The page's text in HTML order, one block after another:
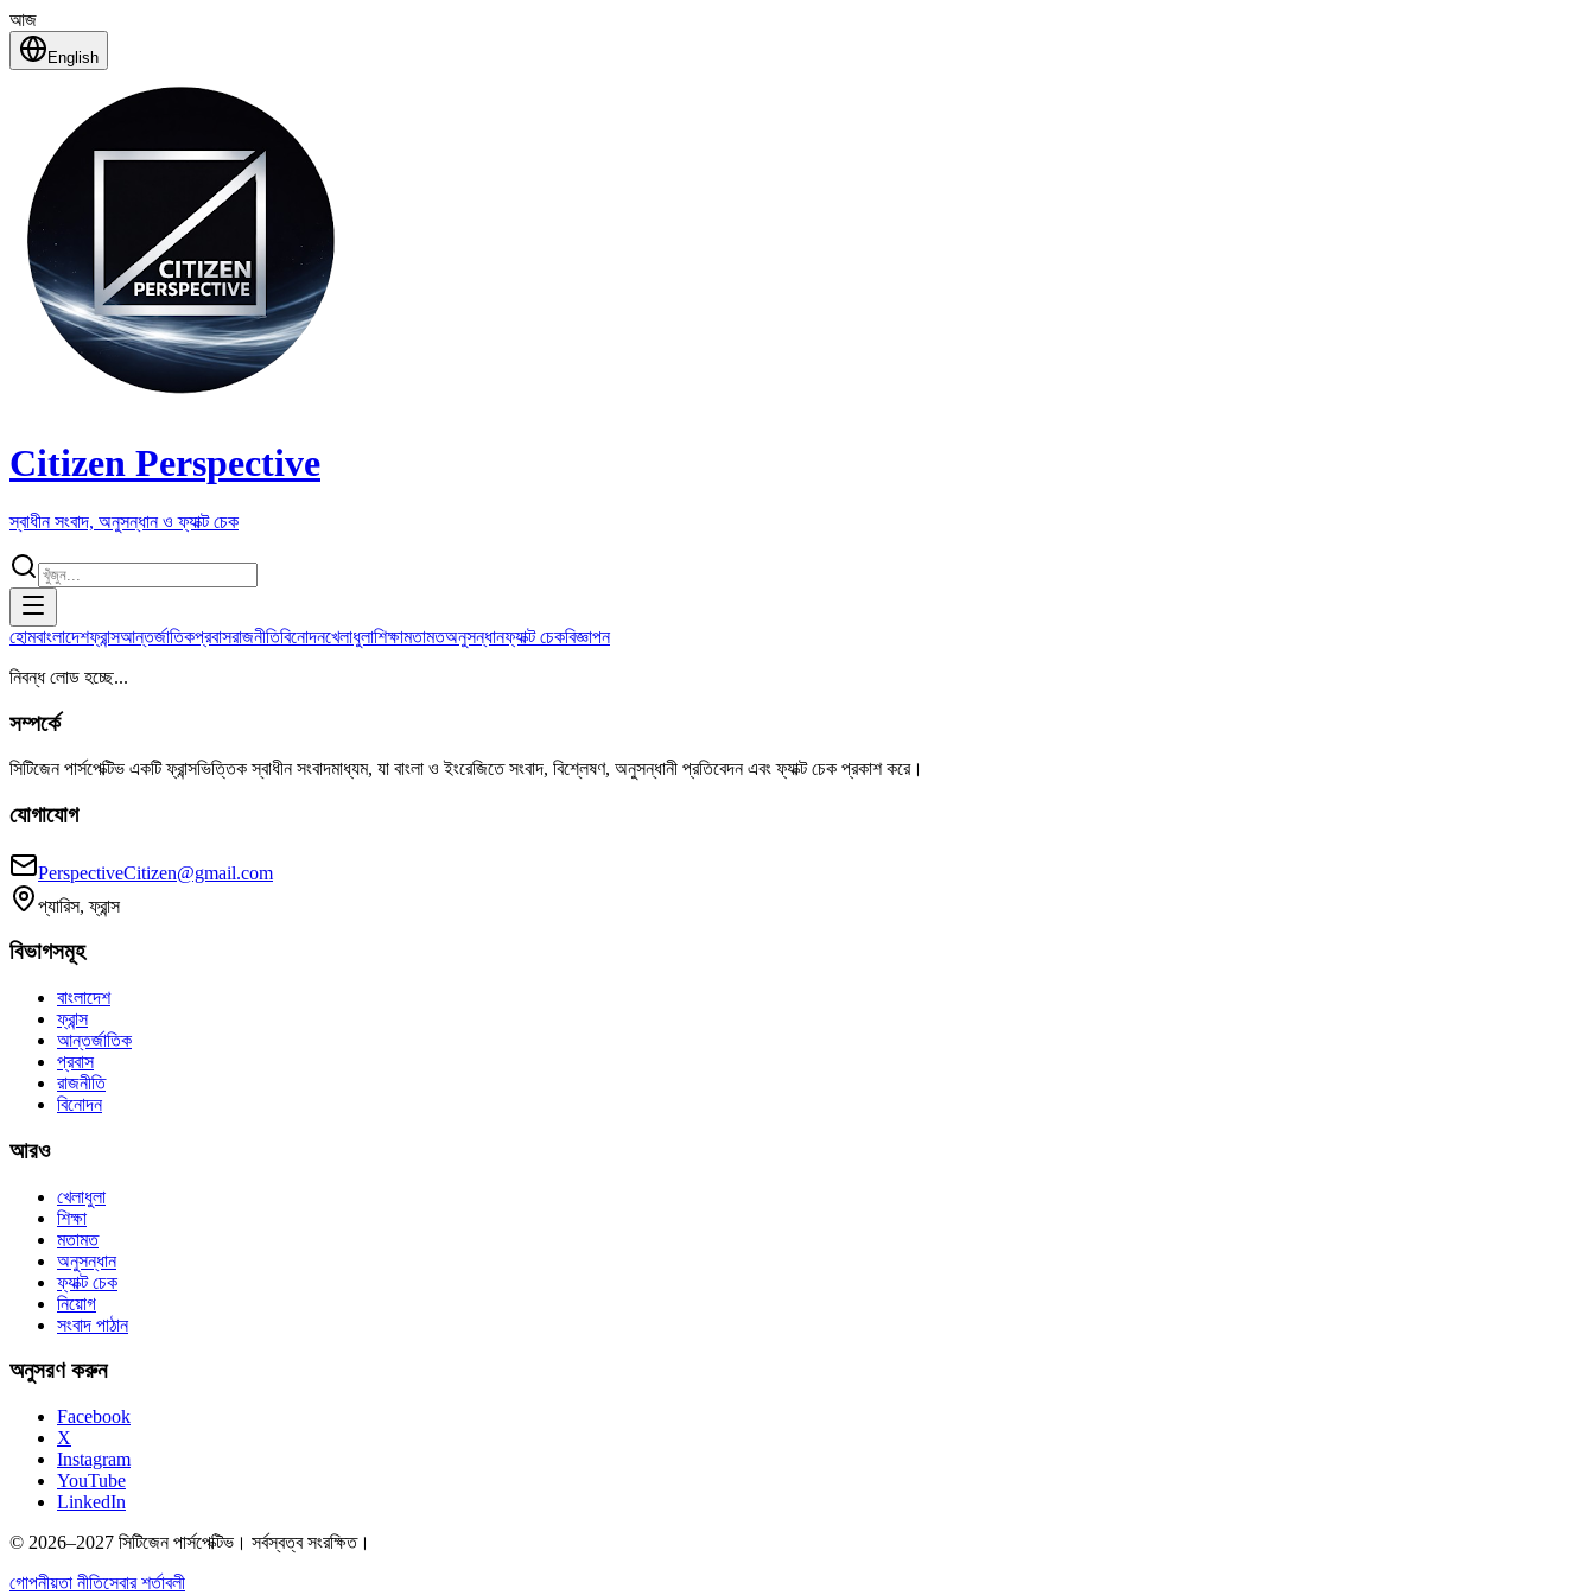
আজ
English
Citizen Perspective
স্বাধীন সংবাদ, অনুসন্ধান ও ফ্যাক্ট চেক
হোমবাংলাদেশফ্রান্সআন্তর্জাতিকপ্রবাসরাজনীতিবিনোদনখেলাধুলাশিক্ষামতামতঅনুসন্ধানফ্যাক্ট চেকবিজ্ঞাপন
নিবন্ধ লোড হচ্ছে...
সম্পর্কে
সিটিজেন পার্সপেক্টিভ একটি ফ্রান্সভিত্তিক স্বাধীন সংবাদমাধ্যম, যা বাংলা ও ইংরেজিতে সংবাদ, বিশ্লেষণ, অনুসন্ধানী প্রতিবেদন এবং ফ্যাক্ট চেক প্রকাশ করে।
যোগাযোগ
PerspectiveCitizen@gmail.com
প্যারিস, ফ্রান্স
বিভাগসমূহ
বাংলাদেশ
ফ্রান্স
আন্তর্জাতিক
প্রবাস
রাজনীতি
বিনোদন
আরও
খেলাধুলা
শিক্ষা
মতামত
অনুসন্ধান
ফ্যাক্ট চেক
নিয়োগ
সংবাদ পাঠান
অনুসরণ করুন
Facebook
X
Instagram
YouTube
LinkedIn
© 2026–2027 সিটিজেন পার্সপেক্টিভ। সর্বস্বত্ব সংরক্ষিত।
গোপনীয়তা নীতিসেবার শর্তাবলী